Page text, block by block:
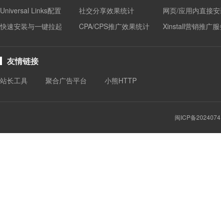
Universal Links配置
快速安装与一键拉起
社交分享效果统计
网页/应用内直接
CPA/CPS推广效果统计
Xinstall营销推广
友情链接
站长工具 聚合广告平台 小熊HTTP
闽ICP备